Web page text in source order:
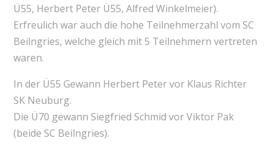
Ü55, Herbert Peter Ü55, Alfred Winkelmeier).
Erfreulich war auch die hohe Teilnehmerzahl vom SC
Beilngries, welche gleich mit 5 Teilnehmern vertreten
waren.
In der Ü55 Gewann Herbert Peter vor Klaus Richter
SK Neuburg.
Die Ü70 gewann Siegfried Schmid vor Viktor Pak
(beide SC Beilngries).